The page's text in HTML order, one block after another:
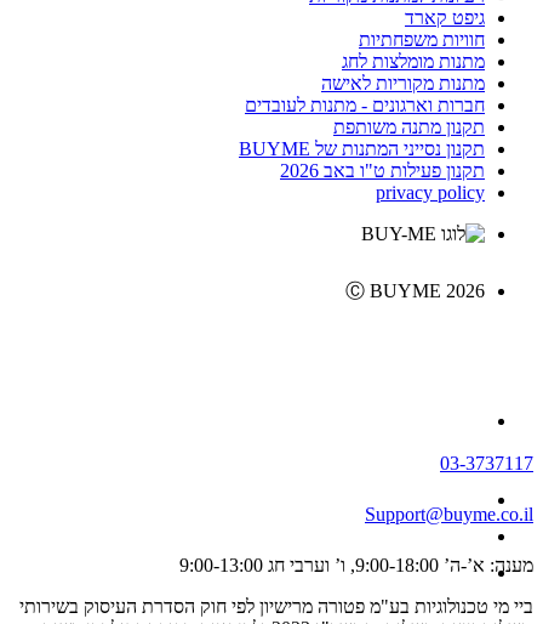
גיפט קארד
חוויות משפחתיות
מתנות מומלצות לחג
מתנות מקוריות לאישה
חברות וארגונים - מתנות לעובדים
תקנון מתנה משותפת
תקנון נסייני המתנות של BUYME
תקנון פעילות ט"ו באב 2026
privacy policy
Ⓒ BUYME 2026
03-3737117
Support@buyme.co.il
מענה: א’-ה’ 9:00-18:00, ו’ וערבי חג 9:00-13:00
ביי מי טכנולוגיות בע"מ פטורה מרישיון לפי חוק הסדרת העיסוק בשירותי